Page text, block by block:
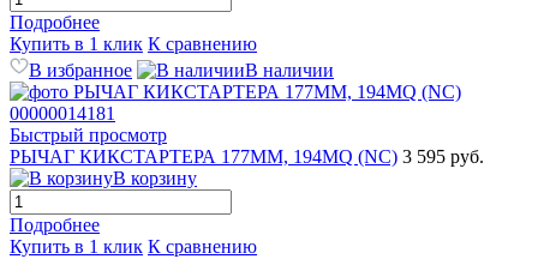
Подробнее
Купить в 1 клик К сравнению
В избранное
В наличии
Быстрый просмотр
РЫЧАГ КИКСТАРТЕРА 177MM, 194MQ (NC) 3 595 руб.
В корзину
Подробнее
Купить в 1 клик К сравнению